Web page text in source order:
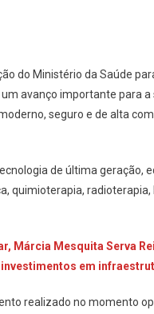
do Ministério da Saúde
avanço importante para
seguro e de alta
de última geração,
quimioterapia,
Márcia Mesquita Serva
em
realizado no momento